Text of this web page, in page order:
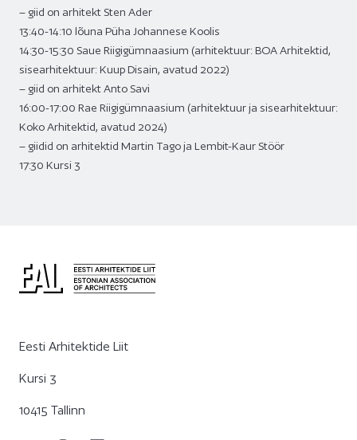
– giid on arhitekt Sten Ader
13:40-14:10 lõuna Püha Johannese Koolis
14:30-15:30 Saue Riigigümnaasium (arhitektuur: BOA Arhitektid,
sisearhitektuur: Kuup Disain, avatud 2022)
– giid on arhitekt Anto Savi
16:00-17:00 Rae Riigigümnaasium (arhitektuur ja sisearhitektuur:
Koko Arhitektid, avatud 2024)
– giidid on arhitektid Martin Tago ja Lembit-Kaur Stöör
17:30 Kursi 3
Eesti Arhitektide Liit
Kursi 3
10415 Tallinn